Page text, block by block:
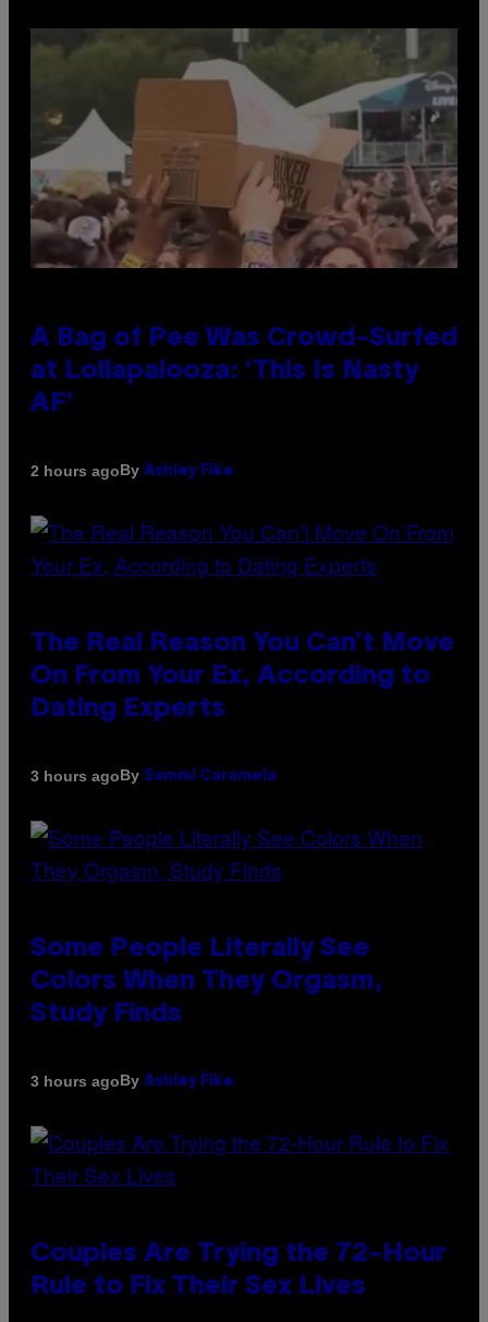
A Bag of Pee Was Crowd-Surfed
at Lollapalooza: ‘This Is Nasty
AF’
2 hours agoBy Ashley Fike
The Real Reason You Can’t Move
On From Your Ex, According to
Dating Experts
3 hours agoBy Sammi Caramela
Some People Literally See
Colors When They Orgasm,
Study Finds
3 hours agoBy Ashley Fike
Couples Are Trying the 72-Hour
Rule to Fix Their Sex Lives